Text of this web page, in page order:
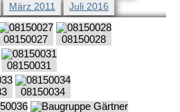
März 2011 Juli 2016
08150027 08150028
08150031
08150034